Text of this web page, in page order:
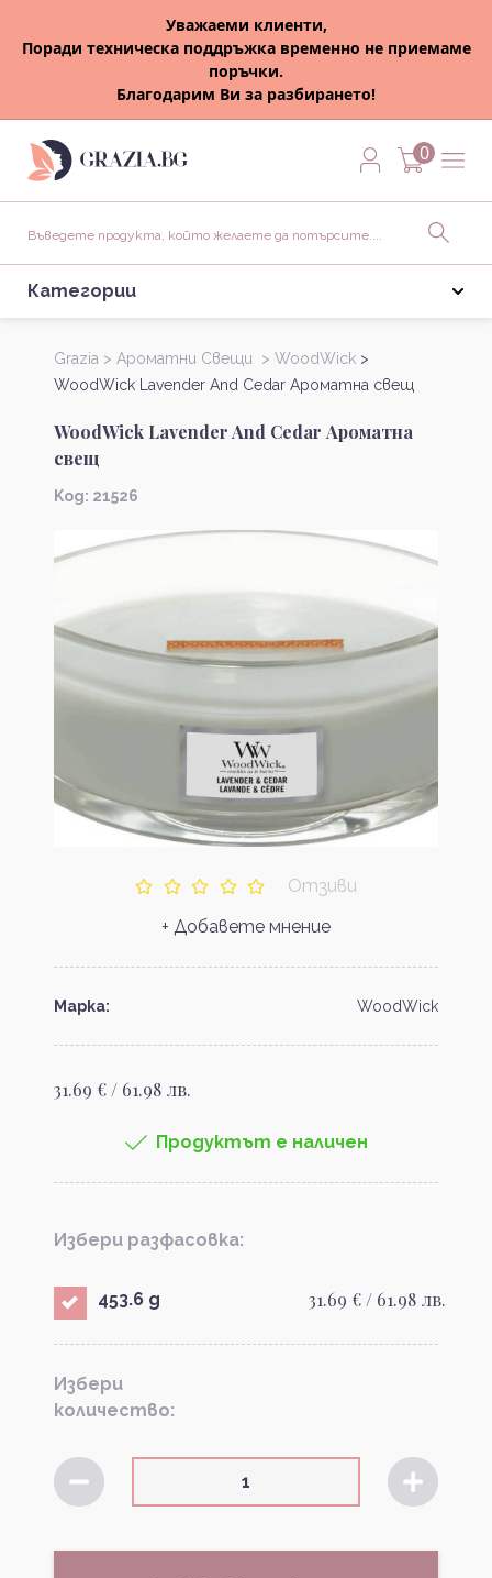
Уважаеми клиенти,
Поради техническа поддръжка временно не приемаме
поръчки.
Благодарим Ви за разбирането!
0
Категории
Grazia > Ароматни Свещи > WoodWick >
WoodWick Lavender And Cedar Ароматна свещ
WoodWick Lavender And Cedar Ароматна
свещ
Kод: 21526
Отзиви
+ Добавете мнение
Марка: WoodWick
31.69 € / 61.98 лв.
Продуктът е наличен
Избери разфасовка:
453.6 g 31.69 € / 61.98 лв.
Избери
количество: